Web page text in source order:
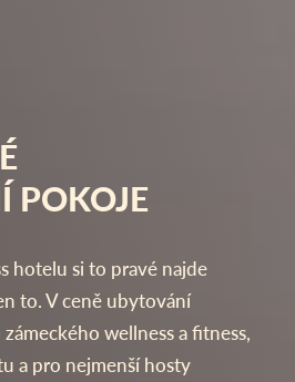
POKOJE
hotelu si to pravé najde
to. V ceně ubytování
wellness a fitness,
a pro nejmenší hosty